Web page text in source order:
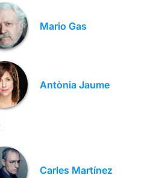
Mario Gas
Antònia Jaume
Carles Martínez